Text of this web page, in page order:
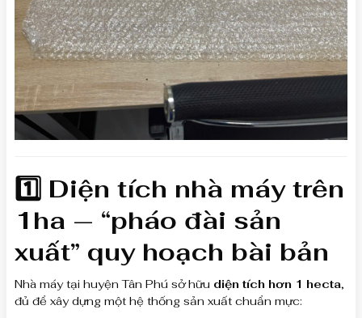
1️⃣ Diện tích nhà máy trên
1ha — “pháo đài sản
xuất” quy hoạch bài bản
Nhà máy tại huyện Tân Phú sở hữu diện tích hơn 1 hecta,
đủ để xây dựng một hệ thống sản xuất chuẩn mực: